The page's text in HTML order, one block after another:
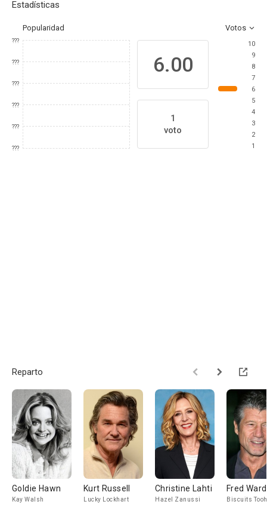
Estadísticas
Popularidad Votos
???
???
???
???
???
???
6.00
1
voto
10
9
8
7
6
5
4
3
2
1
Reparto
Goldie Hawn
Kay Walsh
Kurt Russell
Lucky Lockhart
Christine Lahti
Hazel Zanussi
Fred Ward
Biscuits